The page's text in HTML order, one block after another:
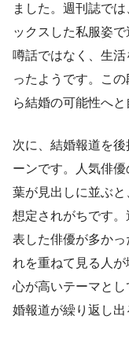
ました。週刊誌で
ックスした私服姿
噂話ではなく、生
ったようです。こ
ら結婚の可能性へと
次に、結婚報道を
ーンです。人気俳
葉が見出しに並ぶ
想定されがちです
表した俳優が多か
れを重ねて見る人
心が高いテーマと
婚報道が繰り返し出